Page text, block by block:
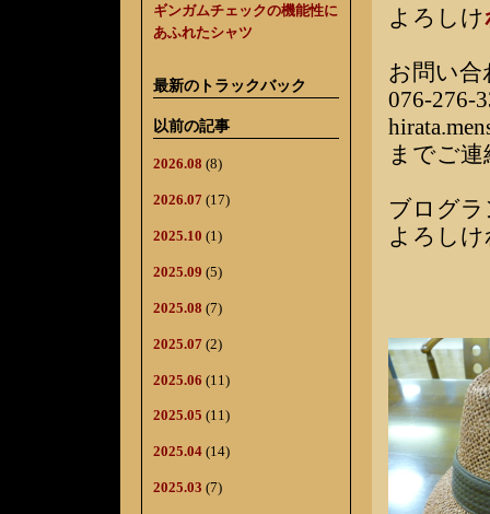
ギンガムチェックの機能性に
あふれたシャツ
最新のトラックバック
以前の記事
2026.08 (8)
2026.07 (17)
2025.10 (1)
2025.09 (5)
2025.08 (7)
2025.07 (2)
2025.06 (11)
2025.05 (11)
2025.04 (14)
2025.03 (7)
よろしけ
お問い合
076-276-
までご
ブログ
よろし